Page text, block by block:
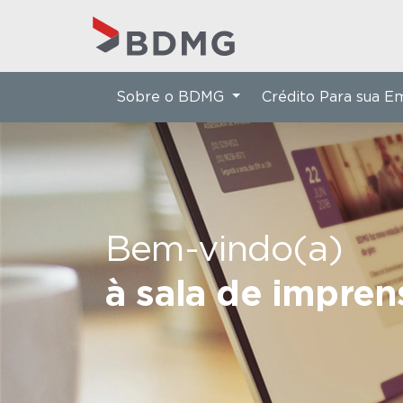
Bem-vindo(a)
à sala de
Sobre o BDMG Crédito Para sua